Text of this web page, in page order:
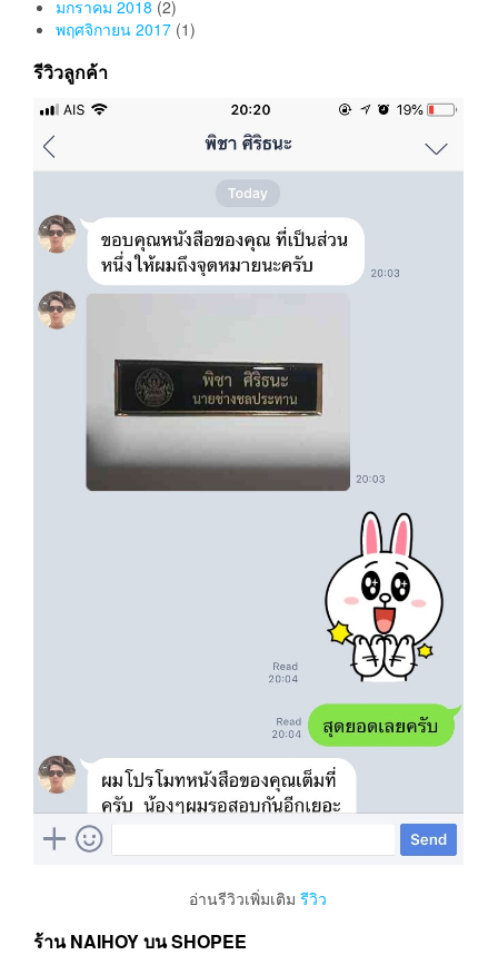
มกราคม 2018 (2)
พฤศจิกายน 2017 (1)
รีวิวลูกค้า
อ่านรีวิวเพิ่มเติม รีวิว
ร้าน NAIHOY บน SHOPEE